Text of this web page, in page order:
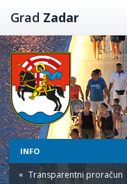
Preskoči
na
sadržaj
Grad Zadar
INFO
Transparentni proračun